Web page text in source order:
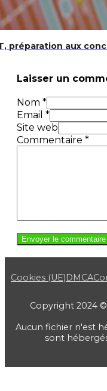
préparation aux
Laisser un
Nom *
Email *
Site web
Commentaire *
Cookies (UE)DMCA
Copyright 2024
Aucun fichier n'est
sont